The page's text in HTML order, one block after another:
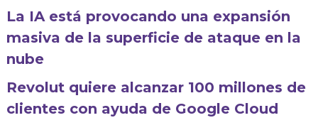
La IA está provocando una expansión
masiva de la superficie de ataque en la
nube
Revolut quiere alcanzar 100 millones de
clientes con ayuda de Google Cloud